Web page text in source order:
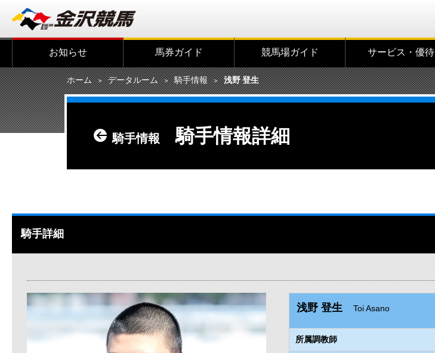
お知らせ 馬券ガイド 競馬場ガイド サービス・優待
ホーム データルーム 騎手情報 浅野 登生
騎手情報 騎手情報詳細
騎手詳細
浅野 登生Toi Asano
所属調教師